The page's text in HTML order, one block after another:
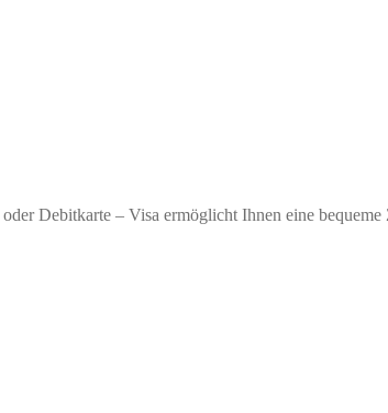
Debitkarte – Visa ermöglicht Ihnen eine